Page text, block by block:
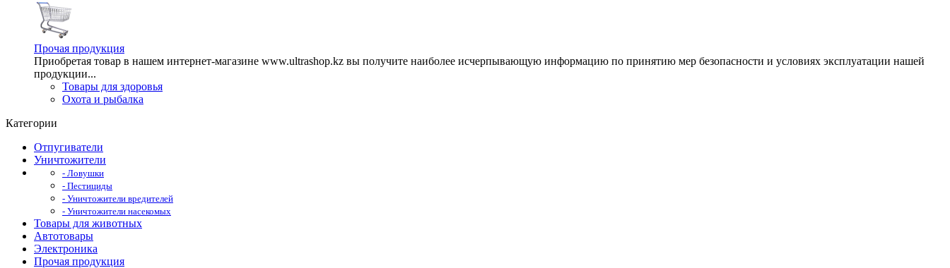
Прочая продукция
Приобретая товар в нашем интернет-магазине www.ultrashop.kz вы получите наиболее исчерпывающую информацию по принятию мер безопасности и условиях эксплуатации нашей
продукции...
Товары для здоровья
Охота и рыбалка
Категории
Отпугиватели
Уничтожители
- Ловушки
- Пестициды
- Уничтожители вредителей
- Уничтожители насекомых
Товары для животных
Автотовары
Электроника
Прочая продукция